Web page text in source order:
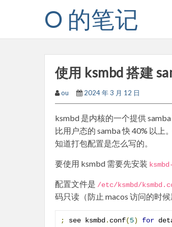
O 的笔记
使用 ksmbd 搭建
ou 2024 年 3 月 12 日
ksmbd 是内核的一个提供
比用户态的 samba 快 40% 以上
知道打包配置是怎么写的。
要使用 ksmbd 需要先安装 ksmbd -
配置文件是 /etc/ksmbd/ksmbd .
码只读（防止 macos 访问的时
; see ksmbd . conf(5) for